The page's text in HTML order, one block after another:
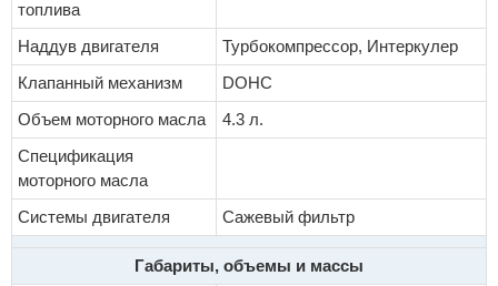
топлива
Наддув двигателя
Турбокомпрессор, Интеркулер
Клапанный механизм
DOHC
Объем моторного масла
4.3 л.
Спецификация
моторного масла
Системы двигателя
Сажевый фильтр
Габариты, объемы и массы